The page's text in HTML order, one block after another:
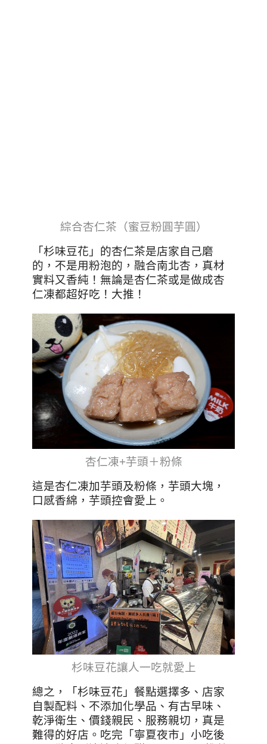
綜合杏仁茶（蜜豆粉圓芋圓）
「杉味豆花」的杏仁茶是店家自己磨
的，不是用粉泡的，融合南北杏，真材
實料又香純！無論是杏仁茶或是做成杏
仁凍都超好吃！大推！
杏仁凍+芋頭＋粉條
這是杏仁凍加芋頭及粉條，芋頭大塊，
口感香綿，芋頭控會愛上 。
杉味豆花讓人一吃就愛上
總之，「杉味豆花」餐點選擇多、店家
自製配料、不添加化學品、有古早味、
乾淨衛生、價錢親民、服務親切，真是
難得的好店。吃完「寧夏夜市」小吃後